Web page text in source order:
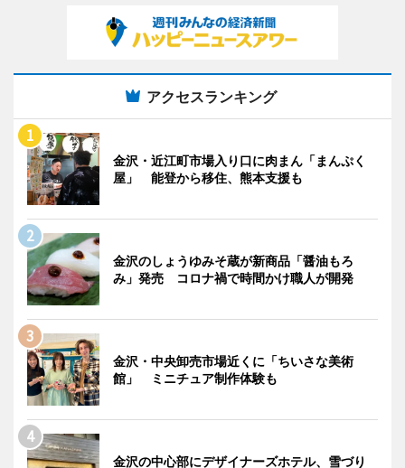
アクセスランキング
金沢・近江町市場入り口に肉まん「まんぷく
屋」 能登から移住、熊本支援も
金沢のしょうゆみそ蔵が新商品「醤油もろ
み」発売 コロナ禍で時間かけ職人が開発
金沢・中央卸売市場近くに「ちいさな美術
館」 ミニチュア制作体験も
金沢の中心部にデザイナーズホテル、雪づり